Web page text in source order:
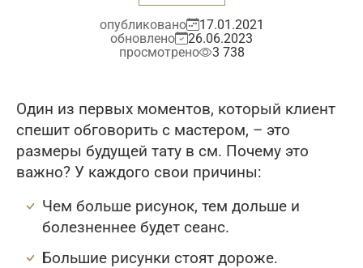
опубликовано
17.01.2021
обновлено
26.06.2023
просмотрено
3 738
Один из первых моментов, который клиент
спешит обговорить с мастером, – это
размеры будущей тату в см. Почему это
важно? У каждого свои причины:
Чем больше рисунок, тем дольше и
болезненнее будет сеанс.
Большие рисунки стоят дороже.